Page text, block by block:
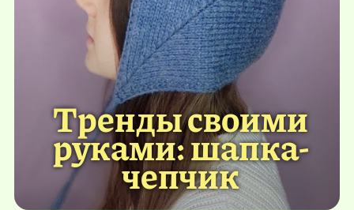
Тренды своими
руками: шапка-
чепчик